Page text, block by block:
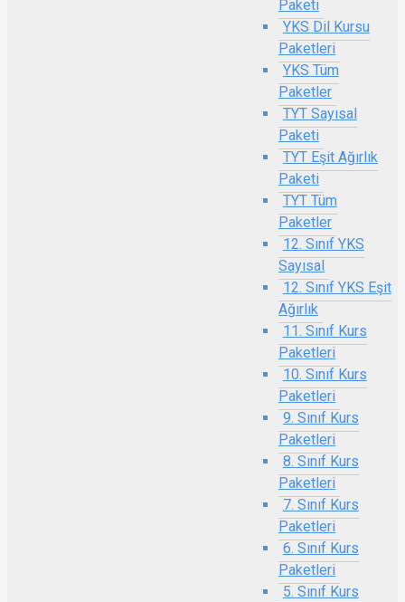
Paketi
YKS Dil Kursu
Paketleri
YKS Tüm
Paketler
TYT Sayısal
Paketi
TYT Eşit Ağırlık
Paketi
TYT Tüm
Paketler
12. Sınıf YKS
Sayısal
12. Sınıf YKS Eşit
Ağırlık
11. Sınıf Kurs
Paketleri
10. Sınıf Kurs
Paketleri
9. Sınıf Kurs
Paketleri
8. Sınıf Kurs
Paketleri
7. Sınıf Kurs
Paketleri
6. Sınıf Kurs
Paketleri
5. Sınıf Kurs